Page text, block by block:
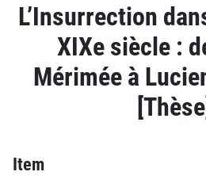
L’Insurrection
XIXe siècle :
Mérimée à
Item